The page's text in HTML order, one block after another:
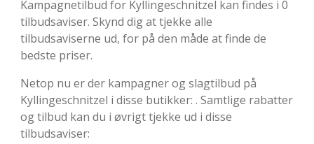
Kampagnetilbud for Kyllingeschnitzel kan findes i 0
tilbudsaviser. Skynd dig at tjekke alle
tilbudsaviserne ud, for på den måde at finde de
bedste priser.
Netop nu er der kampagner og slagtilbud på
Kyllingeschnitzel i disse butikker: . Samtlige rabatter
og tilbud kan du i øvrigt tjekke ud i disse
tilbudsaviser: